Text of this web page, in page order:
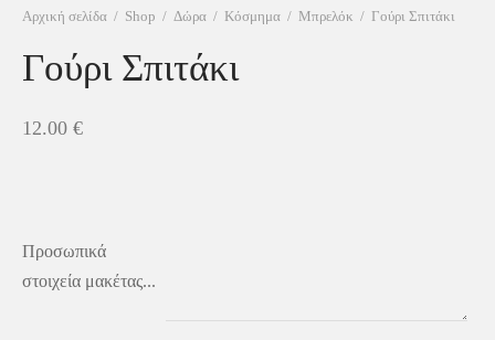
Αρχική σελίδα / Shop / Δώρα / Κόσμημα / Μπρελόκ / Γούρι Σπιτάκι
Γούρι Σπιτάκι
12.00 €
Προσωπικά
στοιχεία μακέτας...